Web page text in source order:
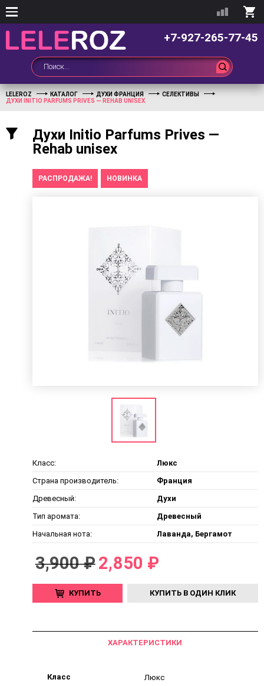
+7-927-265-77-45
LELEROZ КАТАЛОГ ДУХИ ФРАНЦИЯ
СЕЛЕКТИВЫ
ДУХИ INITIO PARFUMS PRIVES — REHAB UNISEX
Духи Initio Parfums Prives —
Rehab unisex
РАСПРОДАЖА! НОВИНКА
Класс:
Люкс
Страна производитель:
Франция
Древесный:
Духи
Тип аромата:
Древесный
Начальная нота:
Лаванда, Бергамот
3,900 ₽2,850 ₽
КУПИТЬ КУПИТЬ В ОДИН КЛИК
ХАРАКТЕРИСТИКИ
Класс
Люкс